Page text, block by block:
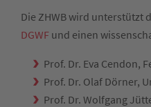
Die ZHWB wird unterstützt
DGWF und einen
Prof. Dr. Eva Cendon,
Prof. Dr. Olaf Dörner,
Prof. Dr. Wolfgang